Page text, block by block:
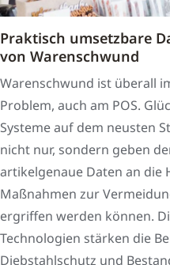
Praktisch umsetzbare
von Warenschwund
Warenschwund ist überall
Problem, auch am POS.
Systeme auf dem neusten
nicht nur, sondern geben
artikelgenaue Daten an die
Maßnahmen zur
ergriffen werden können.
Technologien stärken die
Diebstahlschutz und